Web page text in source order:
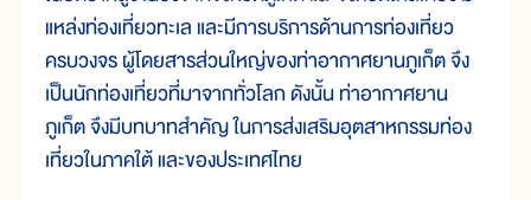
แหล่งท่องเที่ยวทะเล และมีการบริการด้านการท่องเที่ยว
ครบวงจร ผู้โดยสารส่วนใหญ่ของท่าอากาศยานภูเก็ต จึง
เป็นนักท่องเที่ยวที่มาจากทั่วโลก ดังนั้น ท่าอากาศยาน
ภูเก็ต จึงมีบทบาทสำคัญ ในการส่งเสริมอุตสาหกรรมท่อง
เที่ยวในภาคใต้ และของประเทศไทย